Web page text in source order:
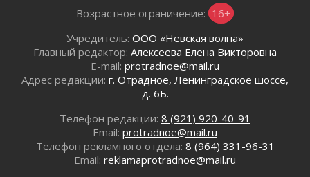
01 августа 2026
В Ленобласти открылась экспозиция к 150-
летию Билибина
01 августа 2026
01 августа 2026
Болезнь девственниц и вампиров
01 августа 2026
Возрастное ограничение: 16+
Учредитель: ООО «Невская волна»
Главный редактор: Алексеева Елена Викторовна
E-mail: protradnoe@mail.ru
Адрес редакции: г. Отрадное, Ленинградское шоссе,
д. 6Б.
Телефон редакции: 8 (921) 920-40-91
Email: protradnoe@mail.ru
Телефон рекламного отдела: 8 (964) 331-96-31
Email: reklamaprotradnoe@mail.ru